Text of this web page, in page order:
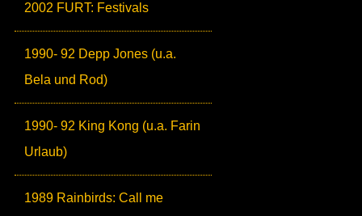
2002 FURT: Festivals
1990- 92 Depp Jones (u.a.
Bela und Rod)
1990- 92 King Kong (u.a. Farin
Urlaub)
1989 Rainbirds: Call me